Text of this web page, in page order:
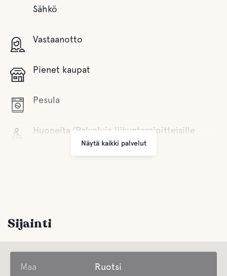
Sähkö
Vastaanotto
Pienet kaupat
Pesula
Huoneita/Palveluja liikuntarajoitteisille
Lasten leikkikenttä
Näytä kaikki palvelut
Sijainti
Maa
Ruotsi